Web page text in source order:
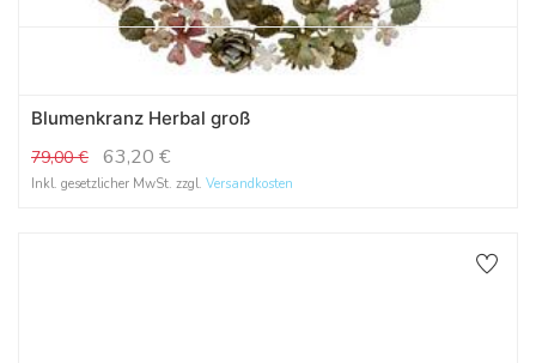
Blumenkranz Herbal groß
79,00€ 63,20 €
Inkl. gesetzlicher MwSt. zzgl. Versandkosten